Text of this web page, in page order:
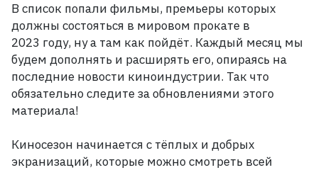
В список попали фильмы, премьеры которых
должны состояться в мировом прокате в
2023 году, ну а там как пойдёт. Каждый месяц мы
будем дополнять и расширять его, опираясь на
последние новости киноиндустрии. Так что
обязательно следите за обновлениями этого
материала!
Киносезон начинается с тёплых и добрых
экранизаций, которые можно смотреть всей